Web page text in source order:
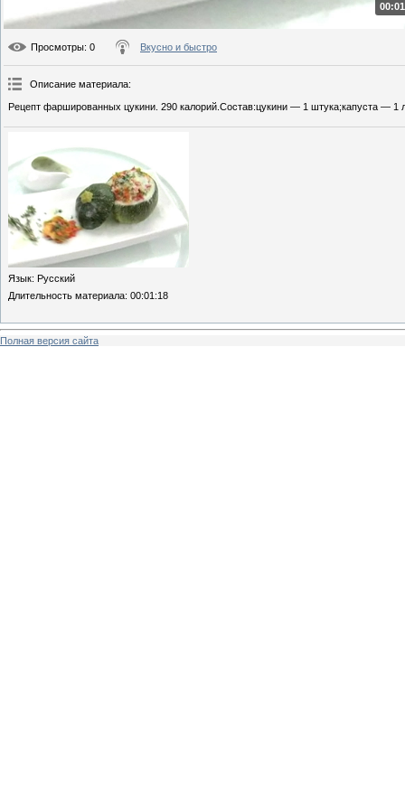
Просмотры: 0 Вкусно и быстро
Описание материала:
Рецепт фаршированных цукини. 290 калорий.Состав:цукини — 1 штука;капуста —
Язык: Русский
Длительность материала: 00:01:18
Полная версия сайта